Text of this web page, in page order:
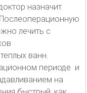
назначит
лечить с
ванн.
периоде и
на